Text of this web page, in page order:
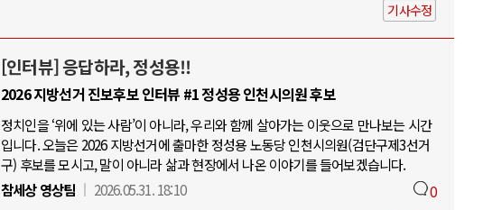
기사수정
[인터뷰] 응답하라, 정성용!!
2026 지방선거 진보후보 인터뷰 #1 정성용 인천시의원 후보
정치인을 ‘위에 있는 사람’이 아니라, 우리와 함께 살아가는 이웃으로 만나보는 시간
입니다. 오늘은 2026 지방선거에 출마한 정성용 노동당 인천시의원(검단구제3선거
구) 후보를 모시고, 말이 아니라 삶과 현장에서 나온 이야기를 들어보겠습니다.
참세상 영상팀
2026.05.31. 18:10 0